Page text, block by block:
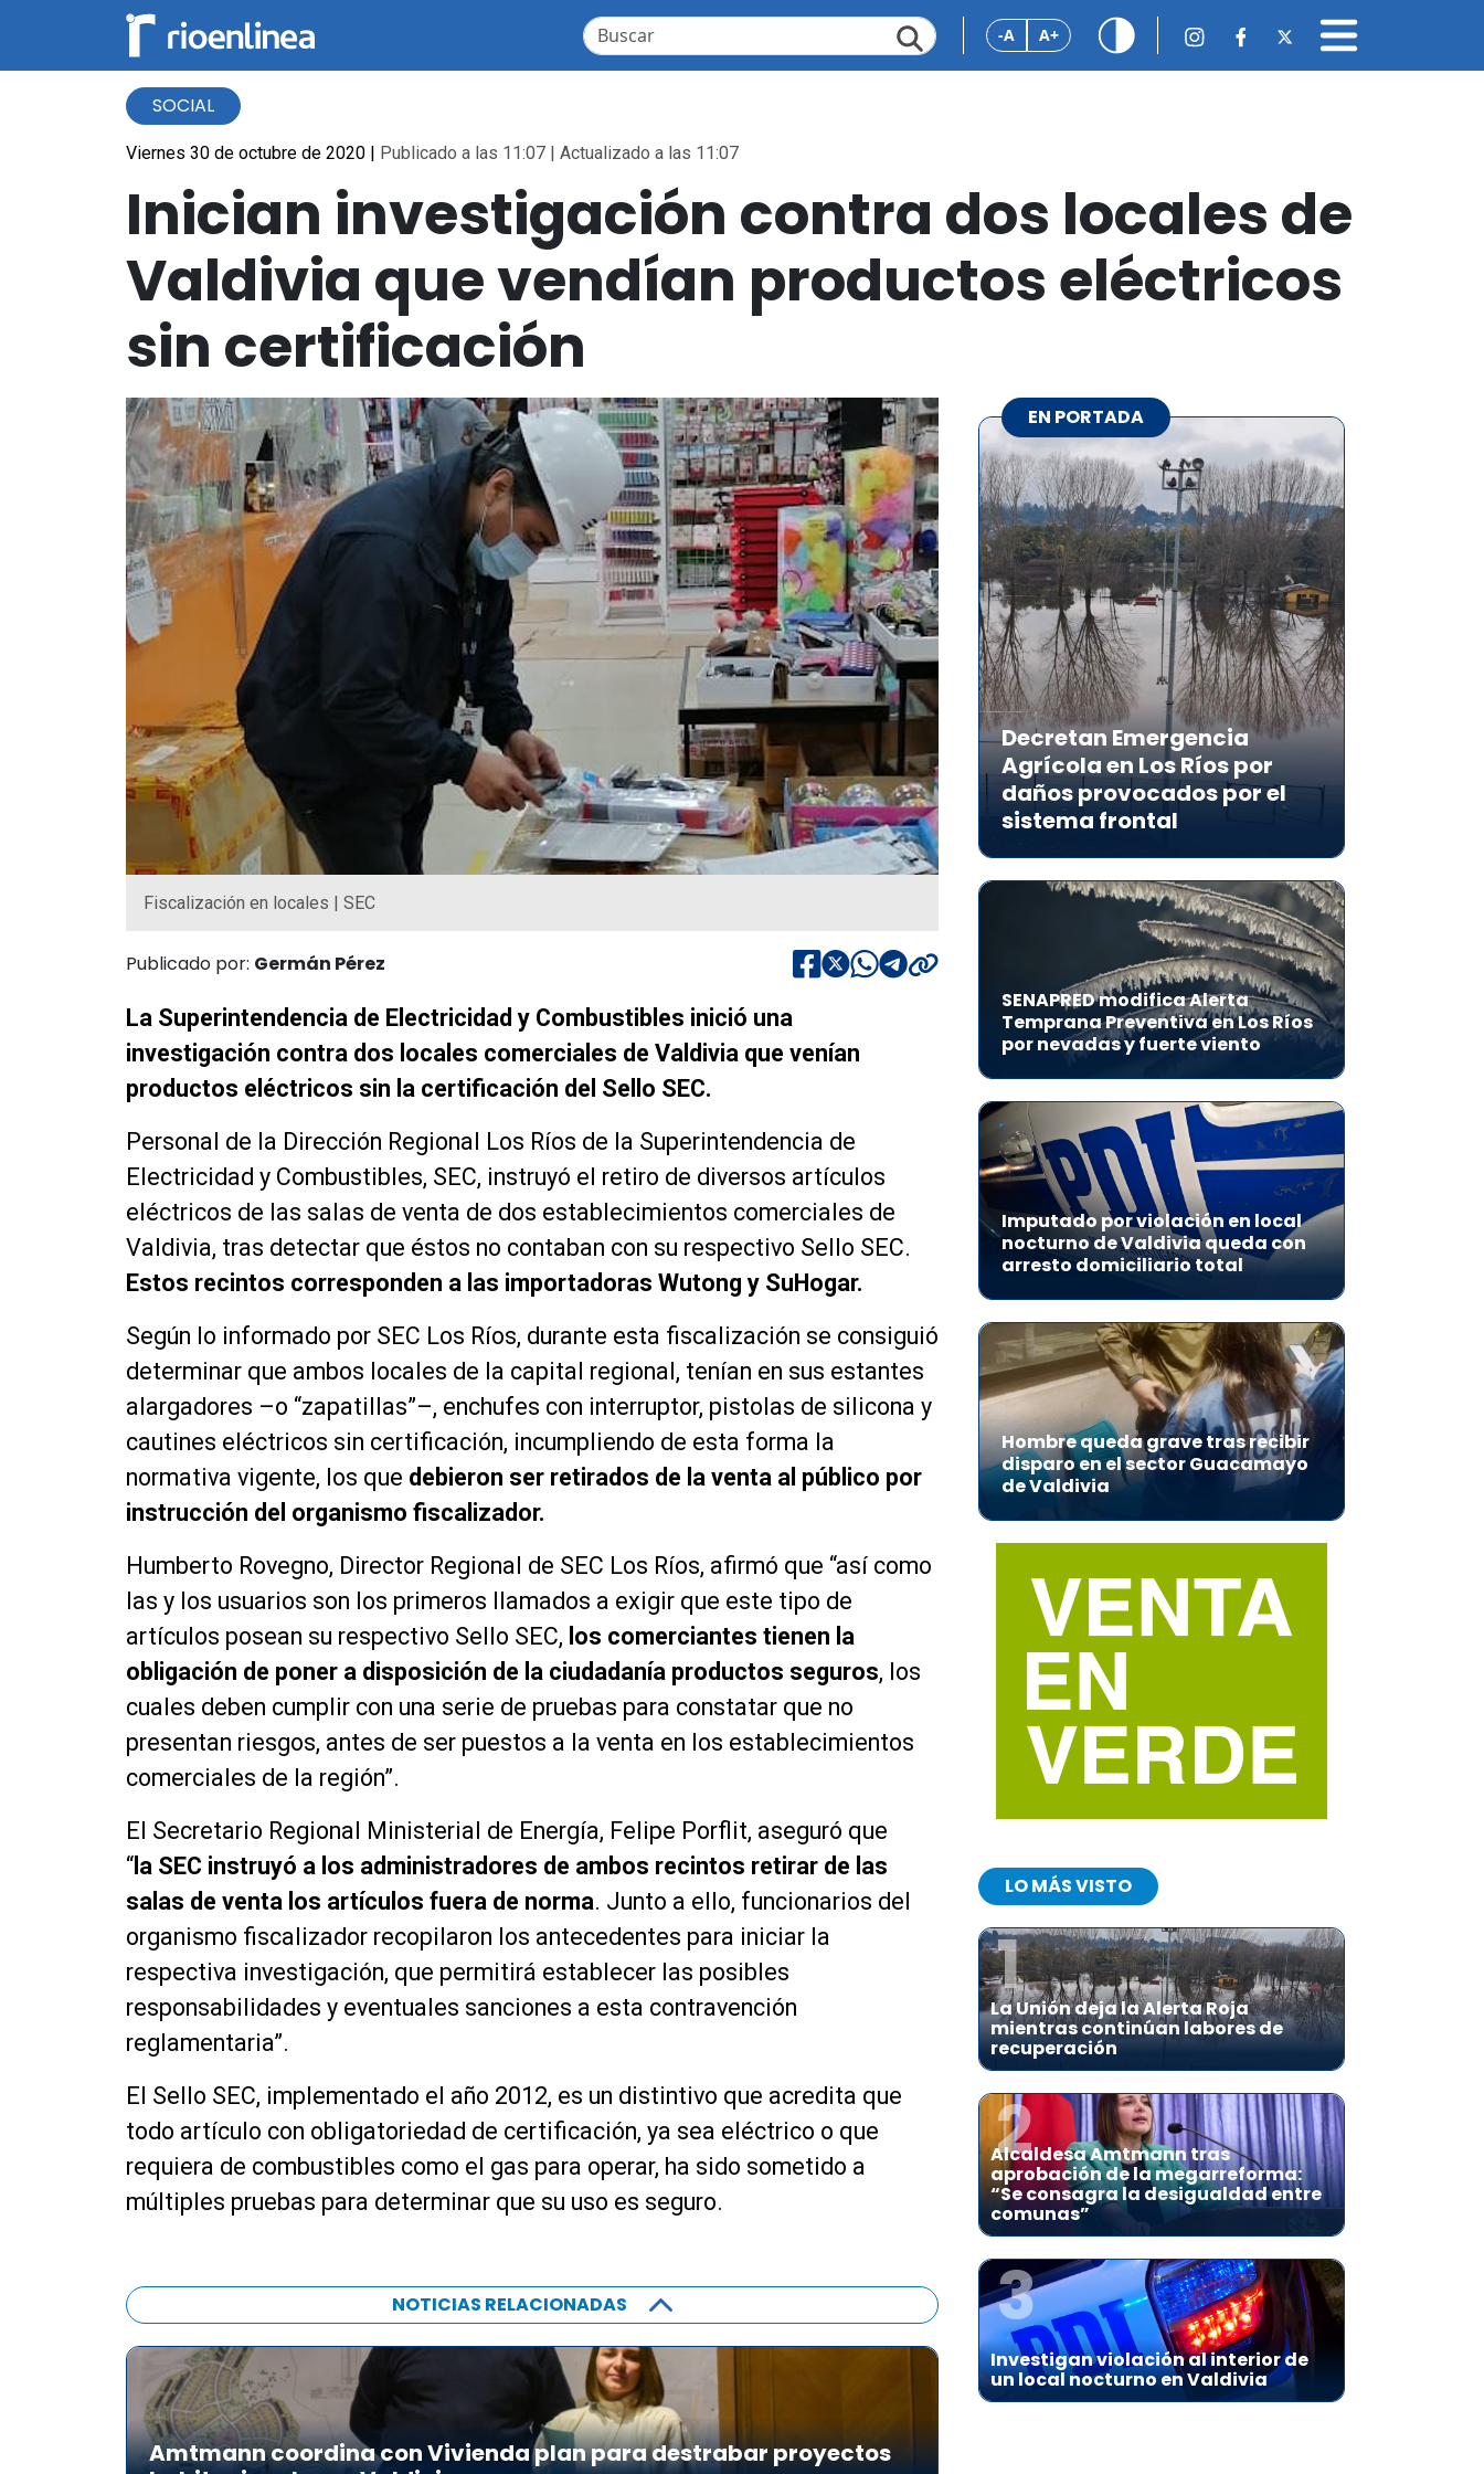
-A A+
SOCIAL
Viernes 30 de octubre de 2020 | Publicado a las 11:07 | Actualizado a las 11:07
Inician investigación contra dos locales de
Valdivia que vendían productos eléctricos
sin certificación
Fiscalización en locales | SEC
Publicado por: Germán Pérez
La Superintendencia de Electricidad y Combustibles inició una
investigación contra dos locales comerciales de Valdivia que venían
productos eléctricos sin la certificación del Sello SEC.
Personal de la Dirección Regional Los Ríos de la Superintendencia de
Electricidad y Combustibles, SEC, instruyó el retiro de diversos artículos
eléctricos de las salas de venta de dos establecimientos comerciales de
Valdivia, tras detectar que éstos no contaban con su respectivo Sello SEC.
Estos recintos corresponden a las importadoras Wutong y SuHogar.
Según lo informado por SEC Los Ríos, durante esta fiscalización se consiguió
determinar que ambos locales de la capital regional, tenían en sus estantes
alargadores –o “zapatillas”–, enchufes con interruptor, pistolas de silicona y
cautines eléctricos sin certificación, incumpliendo de esta forma la
normativa vigente, los que debieron ser retirados de la venta al público por
instrucción del organismo fiscalizador.
Humberto Rovegno, Director Regional de SEC Los Ríos, afirmó que “así como
las y los usuarios son los primeros llamados a exigir que este tipo de
artículos posean su respectivo Sello SEC, los comerciantes tienen la
obligación de poner a disposición de la ciudadanía productos seguros, los
cuales deben cumplir con una serie de pruebas para constatar que no
presentan riesgos, antes de ser puestos a la venta en los establecimientos
comerciales de la región”.
El Secretario Regional Ministerial de Energía, Felipe Porflit, aseguró que
“ la SEC instruyó a los administradores de ambos recintos retirar de las
salas de venta los artículos fuera de norma. Junto a ello, funcionarios del
organismo fiscalizador recopilaron los antecedentes para iniciar la
respectiva investigación, que permitirá establecer las posibles
responsabilidades y eventuales sanciones a esta contravención
reglamentaria”.
El Sello SEC, implementado el año 2012, es un distintivo que acredita que
todo artículo con obligatoriedad de certificación, ya sea eléctrico o que
requiera de combustibles como el gas para operar, ha sido sometido a
múltiples pruebas para determinar que su uso es seguro.
NOTICIAS RELACIONADAS
Amtmann coordina con Vivienda plan para destrabar proyectos
EN PORTADA
Decretan Emergencia
Agrícola en Los Ríos por
daños provocados por el
sistema frontal
SENAPRED modifica Alerta
Temprana Preventiva en Los Ríos
por nevadas y fuerte viento
Imputado por violación en local
nocturno de Valdivia queda con
arresto domiciliario total
Hombre queda grave tras recibir
disparo en el sector Guacamayo
de Valdivia
LO MÁS VISTO
1
La Unión deja la Alerta Roja
mientras continúan labores de
recuperación
2
Alcaldesa Amtmann tras
aprobación de la megarreforma:
“Se consagra la desigualdad entre
comunas”
3
Investigan violación al interior de
un local nocturno en Valdivia